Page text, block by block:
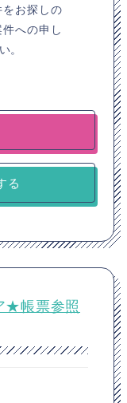
お探しの
への申し
。
る
★帳票参照